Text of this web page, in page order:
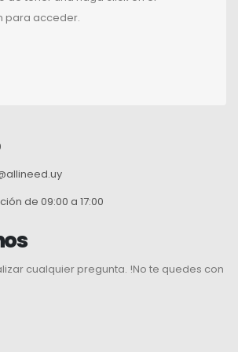
para acceder.
de 09:00 a 17:00
cualquier pregunta. !No te quedes con